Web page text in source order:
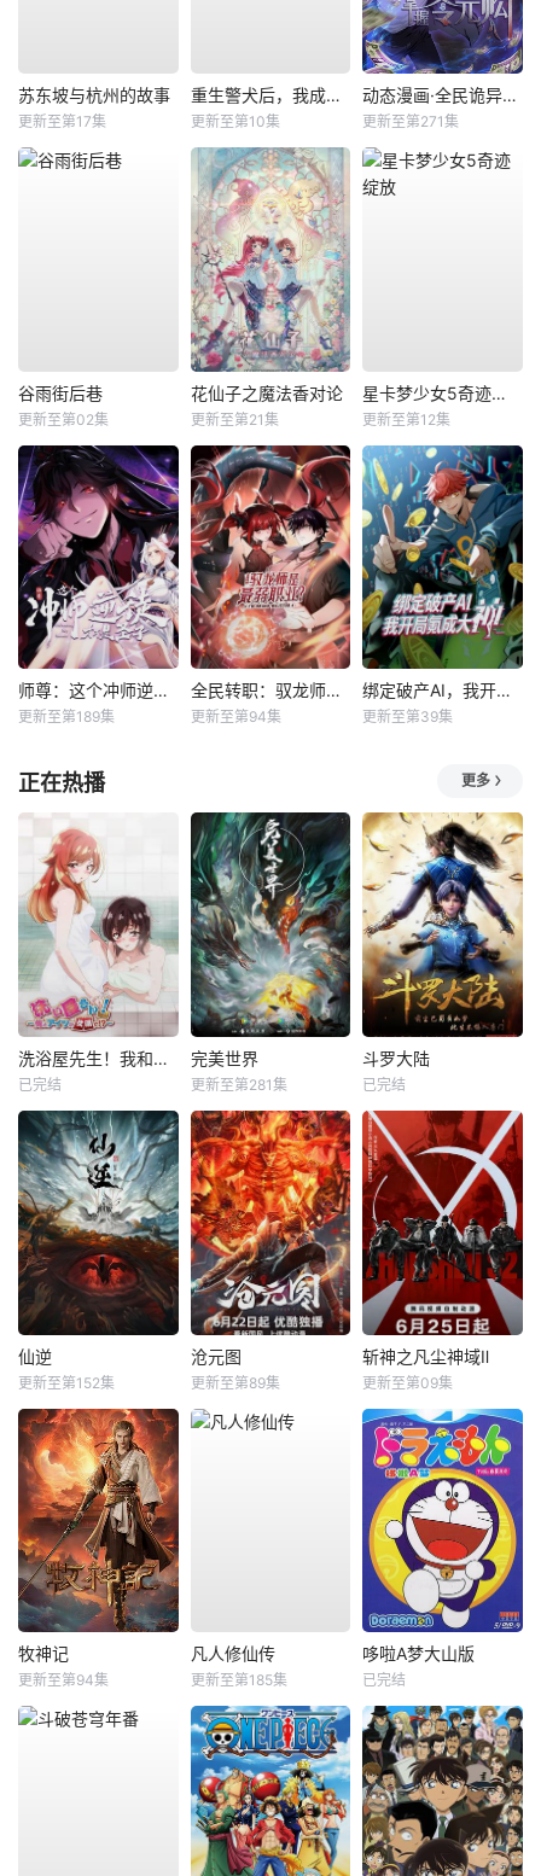
苏东坡与杭州的故事
更新至第17集
重生警犬后，我成了名侦探？
更新至第10集
动态漫画·全民诡异：开局掌握零元购
更新至第271集
谷雨街后巷
更新至第02集
花仙子之魔法香对论
更新至第21集
星卡梦少女5奇迹绽放
更新至第12集
师尊：这个冲师逆徒才不是圣子动态漫
更新至第189集
全民转职：驭龙师是最弱职业？动态漫
更新至第94集
绑定破产AI，我开局氪成大神动态漫
更新至第39集
正在热播 更多
洗浴屋先生！我和那家伙在女浴池！？
已完结
完美世界
更新至第281集
斗罗大陆
已完结
仙逆
更新至第152集
沧元图
更新至第89集
斩神之凡尘神域Ⅱ
更新至第09集
牧神记
更新至第94集
凡人修仙传
更新至第185集
哆啦A梦大山版
已完结